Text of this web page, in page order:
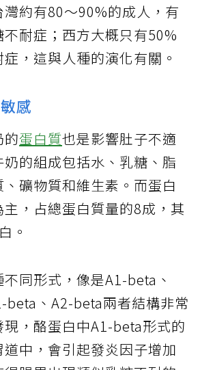
約有80～90%的成人，有
耐症；西方大概只有50%
，這與人種的演化有關。
感
的蛋白質也是影響肚子不適
的組成包括水、乳糖、脂
礦物質和維生素。而蛋白
，占總蛋白質量的8成，其
。
同形式，像是A1-beta、
beta、A2-beta兩者結構非常
，酪蛋白中A1-beta形式的
中，會引起發炎因子增加